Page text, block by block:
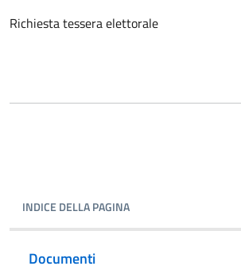
Richiesta tessera elettorale
INDICE DELLA PAGINA
Documenti